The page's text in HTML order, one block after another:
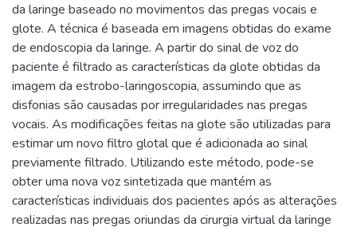
da laringe baseado no movimentos das pregas vocais e
glote. A técnica é baseada em imagens obtidas do exame
de endoscopia da laringe. A partir do sinal de voz do
paciente é filtrado as características da glote obtidas da
imagem da estrobo-laringoscopia, assumindo que as
disfonias são causadas por irregularidades nas pregas
vocais. As modificações feitas na glote são utilizadas para
estimar um novo filtro glotal que é adicionada ao sinal
previamente filtrado. Utilizando este método, pode-se
obter uma nova voz sintetizada que mantém as
características individuais dos pacientes após as alterações
realizadas nas pregas oriundas da cirurgia virtual da laringe